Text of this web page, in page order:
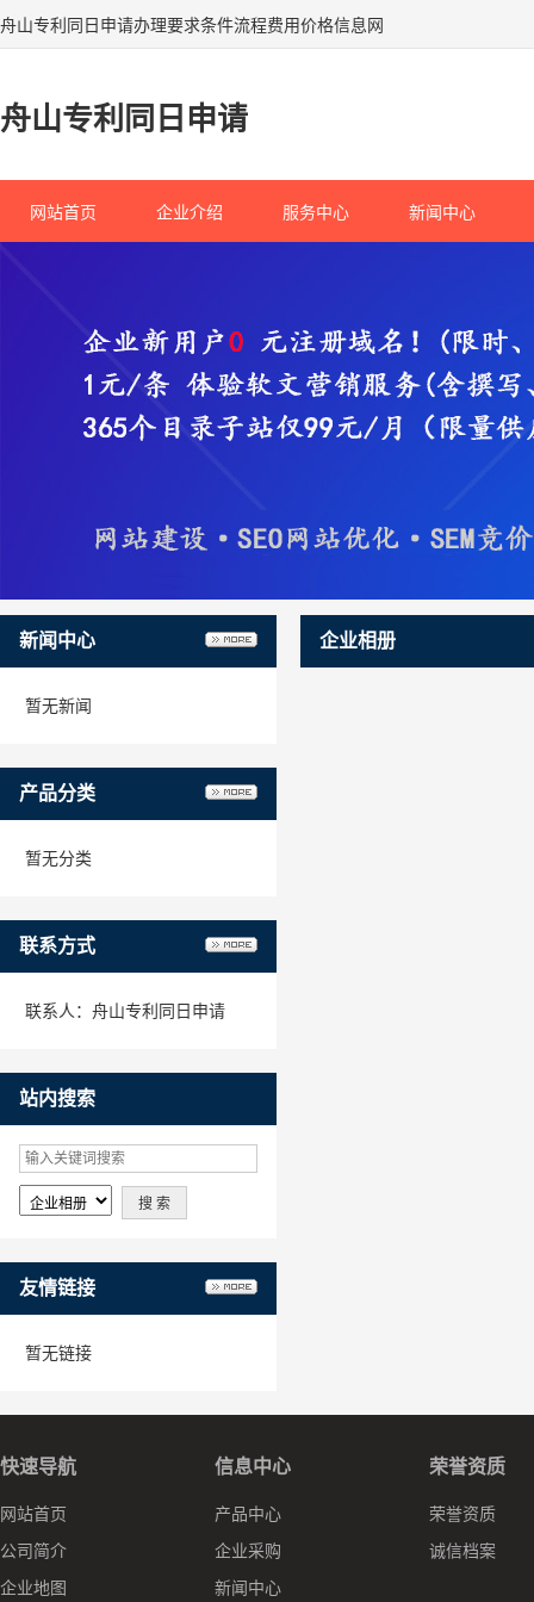
舟山专利同日申请办理要求条件流程费用价格信息网
舟山专利同日申请
网站首页 企业介绍 服务中心 新闻中心
新闻中心
暂无新闻
产品分类
暂无分类
联系方式
联系人：舟山专利同日申请
站内搜索
友情链接
暂无链接
企业相册
快速导航
网站首页
公司简介
企业地图
信息中心
产品中心
企业采购
新闻中心
荣誉资质
荣誉资质
诚信档案